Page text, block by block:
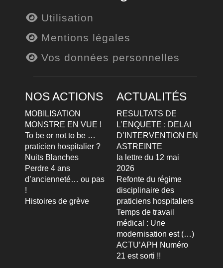
Utilisation
Mentions légales
Vos données personnelles
NOS ACTIONS
MOBILISATION
MONSTRE EN VUE !
To be or not to be …
praticien hospitalier ?
Nuits Blanches
Perdre 4 ans
d’ancienneté… ou pas
!
Histoires de grève
ACTUALITÉS
RESULTATS DE
L’ENQUETE : DELAI
D’INTERVENTION EN
ASTREINTE
la lettre du 12 mai
2026
Refonte du régime
disciplinaire des
praticiens hospitaliers
Temps de travail
médical : Une
modernisation est (…)
ACTU’APH Numéro
21 est sorti !!